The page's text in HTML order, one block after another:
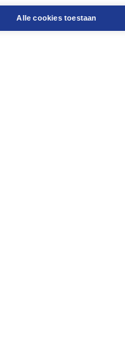
Alle cookies toestaan